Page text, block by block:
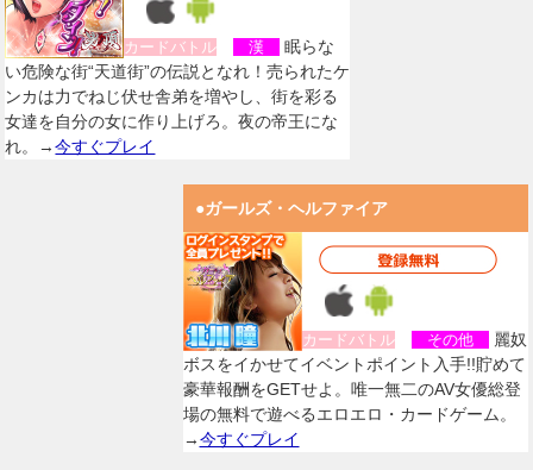
カードバトル 漢
眠らな
い危険な街“天道街”の伝説となれ！売られたケ
ンカは力でねじ伏せ舎弟を増やし、街を彩る
女達を自分の女に作り上げろ。夜の帝王にな
れ。→今すぐプレイ
●ガールズ・ヘルファイア
カードバトル その他
麗奴
ボスをイかせてイベントポイント入手!!貯めて
豪華報酬をGETせよ。唯一無二のAV女優総登
場の無料で遊べるエロエロ・カードゲーム。
→今すぐプレイ